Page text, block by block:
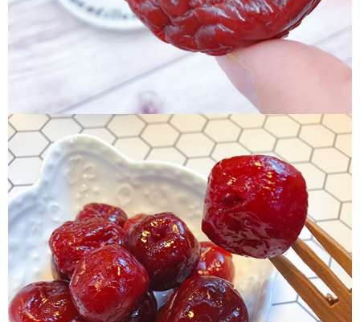
每筆NT$150，滿NT$1,399(含以上)免運費
澎湖金門馬祖宅配到家
每筆NT$250
付款後門市自取
免運費